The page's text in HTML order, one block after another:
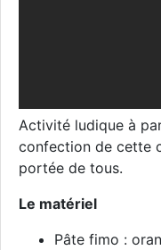
Activité ludique à
confection de cette
portée de tous.
Le matériel
Pâte fimo :